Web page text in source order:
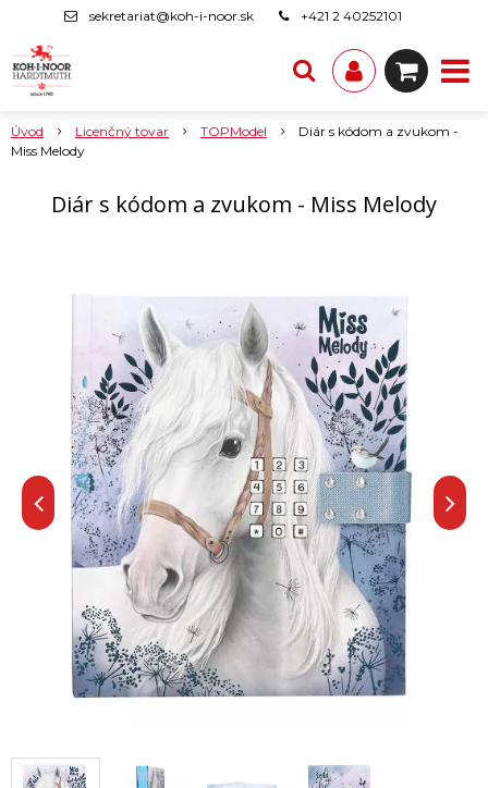
sekretariat@koh-i-noor.sk +421 2 40252101
Úvod Licenčný tovar TOPModel
Diár s kódom a zvukom -
Miss Melody
Diár s kódom a zvukom - Miss Melody